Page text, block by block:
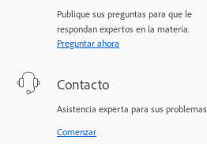
Publique sus preguntas para que le
respondan expertos en la materia.
Preguntar ahora
Contacto
Asistencia experta para sus problemas.
Comenzar